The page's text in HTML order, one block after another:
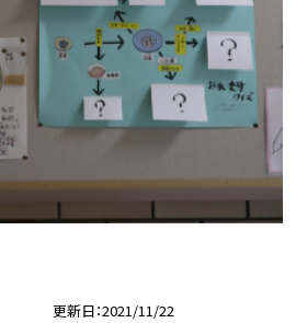
更新日 2021/11/22